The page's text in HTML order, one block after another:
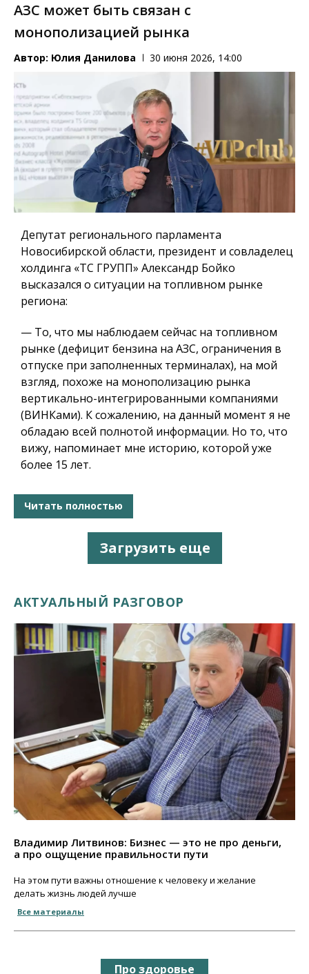
АЗС может быть связан с
монополизацией рынка
Автор: Юлия Данилова 30 июня 2026, 14:00
Депутат регионального парламента
Новосибирской области, президент и совладелец
холдинга «ТС ГРУПП» Александр Бойко
высказался о ситуации на топливном рынке
региона:
— То, что мы наблюдаем сейчас на топливном
рынке (дефицит бензина на АЗС, ограничения в
отпуске при заполненных терминалах), на мой
взгляд, похоже на монополизацию рынка
вертикально-интегрированными компаниями
(ВИНКами). К сожалению, на данный момент я не
обладаю всей полнотой информации. Но то, что
вижу, напоминает мне историю, которой уже
более 15 лет.
Читать полностью
Загрузить еще
АКТУАЛЬНЫЙ РАЗГОВОР
Владимир Литвинов: Бизнес — это не про деньги,
а про ощущение правильности пути
На этом пути важны отношение к человеку и желание
делать жизнь людей лучше
Все материалы
Про здоровье